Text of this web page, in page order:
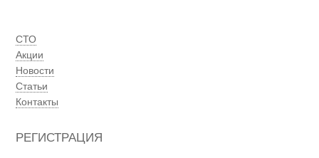
СТО
Акции
Новости
Статьи
Контакты
РЕГИСТРАЦИЯ